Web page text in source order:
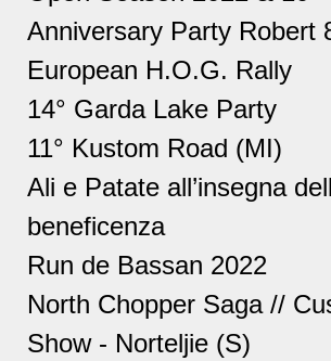
Anniversary Party Robert
European H.O.G. Rally
14° Garda Lake Party
11° Kustom Road (MI)
Ali e Patate all’insegna
beneficenza
Run de Bassan 2022
North Chopper Saga //
Show - Norteljie (S)